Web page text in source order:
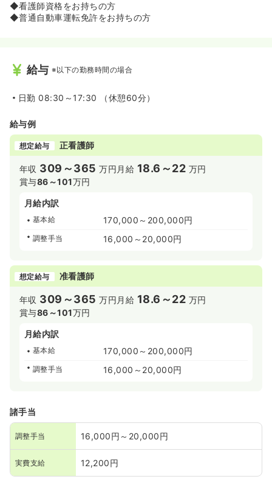
◆看護師資格をお持ちの方
◆普通自動車運転免許をお持ちの方
給与 ※以下の勤務時間の場合
日勤 08:30～17:30 （休憩60分）
給与例
想定給与 正看護師
年収 309～365 万円 月給 18.6～22 万円
賞与86～101万円
月給内訳
基本給 170,000～200,000円
調整手当 16,000～20,000円
想定給与 准看護師
年収 309～365 万円 月給 18.6～22 万円
賞与86～101万円
月給内訳
基本給 170,000～200,000円
調整手当 16,000～20,000円
諸手当
調整手当 16,000円～20,000円
実費支給 12,200円